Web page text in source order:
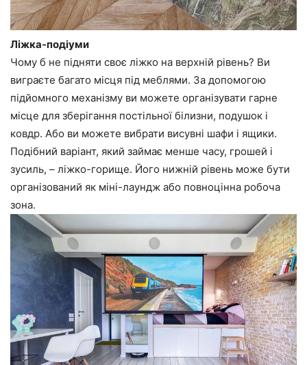
Ліжка-подіуми
Чому б не підняти своє ліжко на верхній рівень? Ви
виграєте багато місця під меблями. За допомогою
підйомного механізму ви можете організувати гарне
місце для зберігання постільної білизни, подушок і
ковдр. Або ви можете вибрати висувні шафи і ящики.
Подібний варіант, який займає менше часу, грошей і
зусиль, – ліжко-горище. Його нижній рівень може бути
організований як міні-лаундж або повноцінна робоча
зона.